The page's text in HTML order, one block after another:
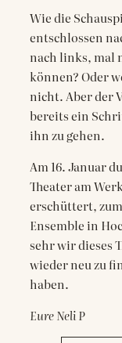
Wie die
entschlossen
nach links, mal
können? Oder
nicht. Aber der
bereits ein
ihn zu gehen.
Am 16. Januar
Theater am
erschüttert,
Ensemble in
sehr wir dieses
wieder neu zu
haben.
Eure Neli P